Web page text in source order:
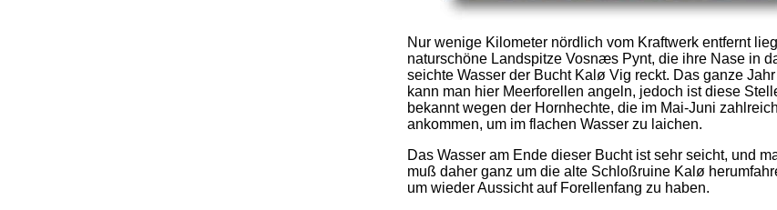
Nur wenige Kilometer nördlich vom Kraftwerk entfernt
naturschöne Landspitze Vosnæs Pynt, die ihre Nase in
seichte Wasser der Bucht Kalø Vig reckt. Das ganze
kann man hier Meerforellen angeln, jedoch ist diese
bekannt wegen der Hornhechte, die im Mai-Juni
ankommen, um im flachen Wasser zu laichen.
Das Wasser am Ende dieser Bucht ist sehr seicht, und
muß daher ganz um die alte Schloßruine Kalø
um wieder Aussicht auf Forellenfang zu haben.